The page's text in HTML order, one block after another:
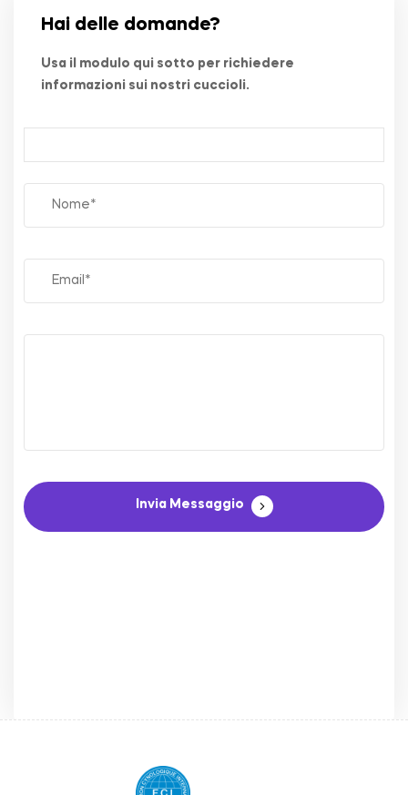
Hai delle domande?
Usa il modulo qui sotto per richiedere
informazioni sui nostri cuccioli.
Invia Messaggio